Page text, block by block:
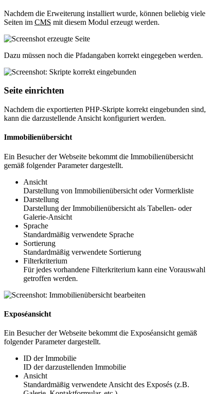
Nachdem die Erweiterung installiert wurde, können beliebig viele
Seiten im CMS mit diesem Modul erzeugt werden.
Dazu müssen noch die Pfadangaben korrekt eingegeben werden.
Seite einrichten
Nachdem die exportierten PHP-Skripte korrekt eingebunden sind,
kann die darzustellende Ansicht konfiguriert werden.
Immobilienübersicht
Ein Besucher der Webseite bekommt die Immobilienübersicht
gemäß folgender Parameter dargestellt.
Ansicht
Darstellung von Immobilienübersicht oder Vormerkliste
Darstellung
Darstellung der Immobilienübersicht als Tabellen- oder
Galerie-Ansicht
Sprache
Standardmäßig verwendete Sprache
Sortierung
Standardmäßig verwendete Sortierung
Filterkriterium
Für jedes vorhandene Filterkriterium kann eine Vorauswahl
getroffen werden.
Exposéansicht
Ein Besucher der Webseite bekommt die Exposéansicht gemäß
folgender Parameter dargestellt.
ID der Immobilie
ID der darzustellenden Immobilie
Ansicht
Standardmäßig verwendete Ansicht des Exposés (z.B.